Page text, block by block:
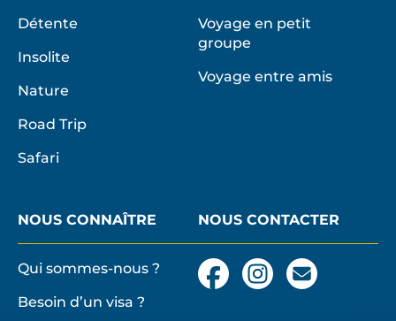
Détente
Insolite
Nature
Road Trip
Safari
Voyage en petit
groupe
Voyage entre amis
NOUS CONNAÎTRE
Qui sommes-nous ?
Besoin d’un visa ?
NOUS CONTACTER
FacebookInstagram
Nous
contacter